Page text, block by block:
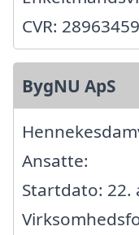
CVR: 28963459
BygNU ApS
Ansatte:
Startdato: 22.